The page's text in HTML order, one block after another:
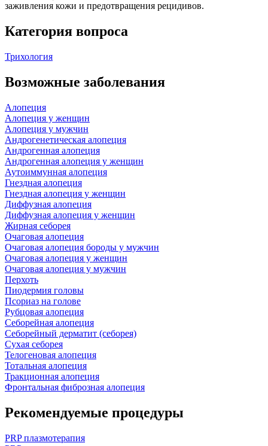
заживления кожи и предотвращения рецидивов.
Категория вопроса
Трихология
Возможные заболевания
Алопеция
Алопеция у женщин
Алопеция у мужчин
Андрогенетическая алопеция
Андрогенная алопеция
Андрогенная алопеция у женщин
Аутоиммунная алопеция
Гнездная алопеция
Гнездная алопеция у женщин
Диффузная алопеция
Диффузная алопеция у женщин
Жирная себорея
Очаговая алопеция
Очаговая алопеция бороды у мужчин
Очаговая алопеция у женщин
Очаговая алопеция у мужчин
Перхоть
Пиодермия головы
Псориаз на голове
Рубцовая алопеция
Себорейная алопеция
Себорейный дерматит (себорея)
Сухая себорея
Телогеновая алопеция
Тотальная алопеция
Тракционная алопеция
Фронтальная фиброзная алопеция
Рекомендуемые процедуры
PRP плазмотерапия